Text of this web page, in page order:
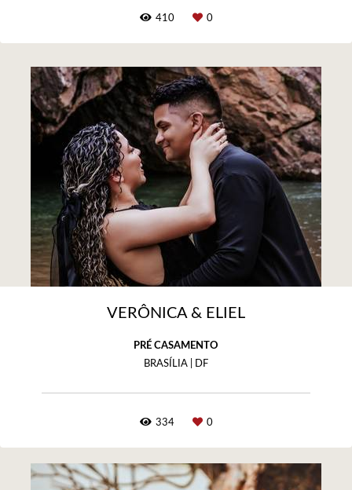
410 0
VERÔNICA & ELIEL
PRÉ CASAMENTO
BRASÍLIA | DF
334 0